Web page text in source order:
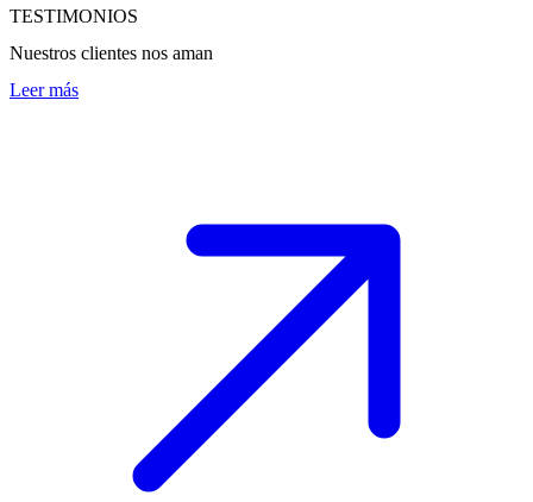
TESTIMONIOS
Nuestros clientes nos aman
Leer más